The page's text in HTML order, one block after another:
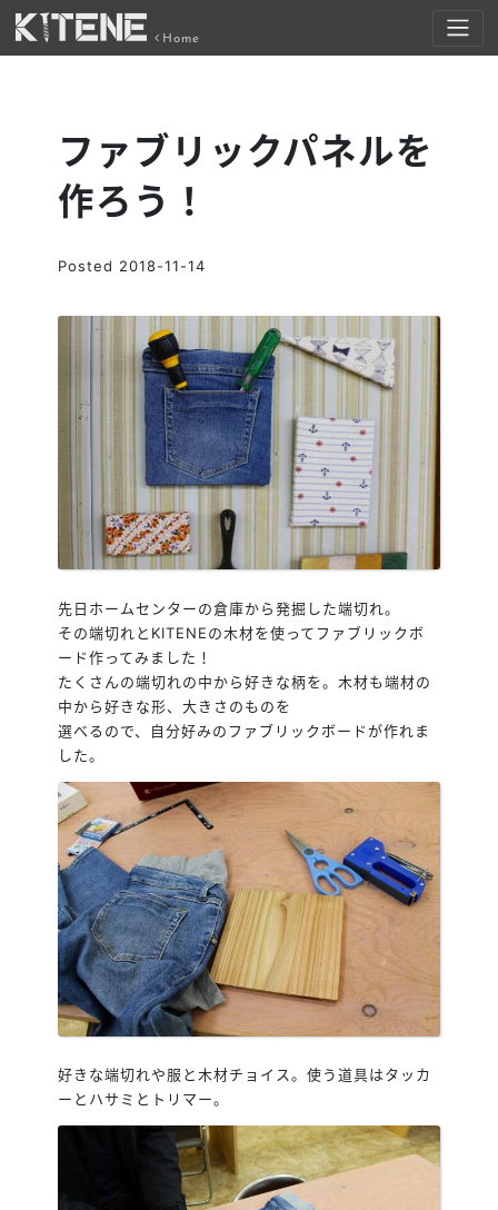
Home
ファブリックパネルを
作ろう！
Posted 2018-11-14
先日ホームセンターの倉庫から発掘した端切れ。
その端切れとKITENEの木材を使ってファブリックボ
ード作ってみました！
たくさんの端切れの中から好きな柄を。木材も端材の
中から好きな形、大きさのものを
選べるので、自分好みのファブリックボードが作れま
した。
好きな端切れや服と木材チョイス。使う道具はタッカ
ーとハサミとトリマー。